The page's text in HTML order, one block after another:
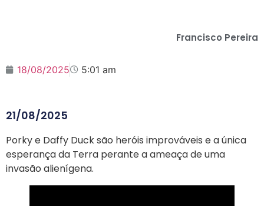
Francisco Pereira
18/08/2025 5:01 am
21/08/2025
Porky e Daffy Duck são heróis improváveis e a única
esperança da Terra perante a ameaça de uma
invasão alienígena.